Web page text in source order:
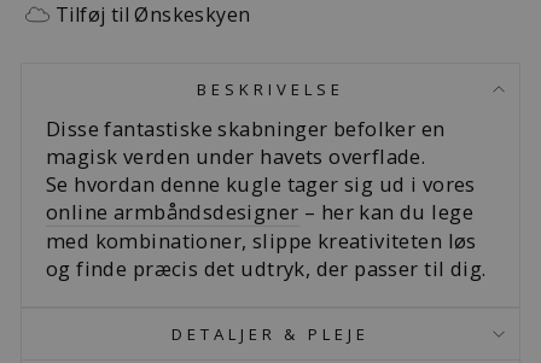
Tilføj til Ønskeskyen
BESKRIVELSE
Disse fantastiske skabninger befolker en
magisk verden under havets overflade.
Se hvordan denne kugle tager sig ud i vores
online armbåndsdesigner – her kan du lege
med kombinationer, slippe kreativiteten løs
og finde præcis det udtryk, der passer til dig.
DETALJER & PLEJE